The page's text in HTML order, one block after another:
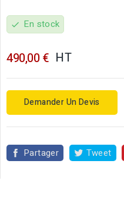
check En stock
490,00 € HT
Demander Un Devis
Partager Tweet